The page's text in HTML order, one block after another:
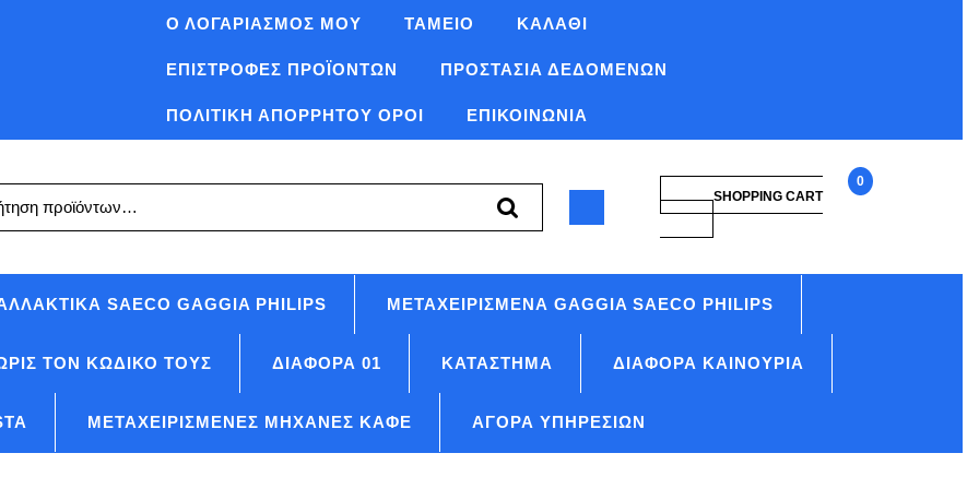
Ο ΛΟΓΑΡΙΑΣΜΌΣ ΜΟΥ ΤΑΜΕΊΟ ΚΑΛΆΘΙ
ΕΠΙΣΤΡΟΦΈΣ ΠΡΟΪΟΝΤΩΝ ΠΡΟΣΤΑΣΊΑ ΔΕΔΟΜΈΝΩΝ
ΠΟΛΙΤΙΚΉ ΑΠΟΡΡΉΤΟΥ ΌΡΟΙ ΕΠΙΚΟΙΝΩΝΊΑ
0
SHOPPING CART
SHOPPING
CART
SAECO GAGGIA PHILIPS ΜΕΤΑΧΕΙΡΙΣΜΈΝΑ GAGGIA SAECO PHILIPS
ΤΟΝ ΚΩΔΙΚΌ ΤΟΥΣ ΔΙΑΦΟΡΑ 01 ΚΑΤΆΣΤΗΜΑ ΔΙΆΦΟΡΑ ΚΑΙΝΟΎΡΙΑ
ΜΕΤΑΧΕΙΡΙΣΜΈΝΕΣ ΜΗΧΑΝΈΣ ΚΑΦΈ ΑΓΟΡΆ ΥΠΗΡΕΣΙΏΝ